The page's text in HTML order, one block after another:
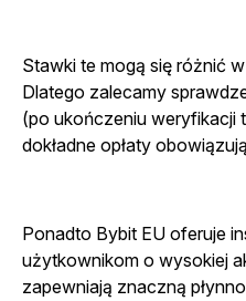
Stawki te mogą się różnić
Dlatego zalecamy
(po ukończeniu weryfikacji
dokładne opłaty
Ponadto Bybit EU oferuje
użytkownikom o wysokiej
zapewniają znaczną